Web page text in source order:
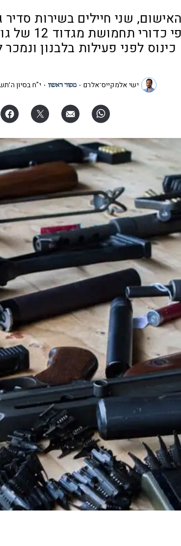
מא"ג
כינוס לפני פעילות בלבנון
ישי אלמקייס־אלרם י"ח בסיון